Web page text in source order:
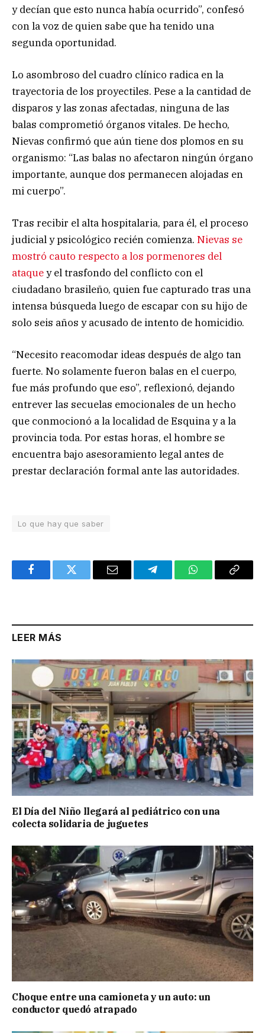
y decían que esto nunca había ocurrido”, confesó
con la voz de quien sabe que ha tenido una
segunda oportunidad.
Lo asombroso del cuadro clínico radica en la
trayectoria de los proyectiles. Pese a la cantidad de
disparos y las zonas afectadas, ninguna de las
balas comprometió órganos vitales. De hecho,
Nievas confirmó que aún tiene dos plomos en su
organismo: “Las balas no afectaron ningún órgano
importante, aunque dos permanecen alojadas en
mi cuerpo”.
Tras recibir el alta hospitalaria, para él, el proceso
judicial y psicológico recién comienza. Nievas se
mostró cauto respecto a los pormenores del
ataquey el trasfondo del conflicto con el
ciudadano brasileño, quien fue capturado tras una
intensa búsqueda luego de escapar con su hijo de
solo seis años y acusado de intento de homicidio.
“Necesito reacomodar ideas después de algo tan
fuerte. No solamente fueron balas en el cuerpo,
fue más profundo que eso”, reflexionó, dejando
entrever las secuelas emocionales de un hecho
que conmocionó a la localidad de Esquina y a la
provincia toda. Por estas horas, el hombre se
encuentra bajo asesoramiento legal antes de
prestar declaración formal ante las autoridades.
Lo que hay que saber
FacebookTwitter Email TelegramWhatsAppCopy
LEER MÁS
El Día del Niño llegará al pediátrico con una
colecta solidaria de juguetes
Choque entre una camioneta y un auto: un
conductor quedó atrapado